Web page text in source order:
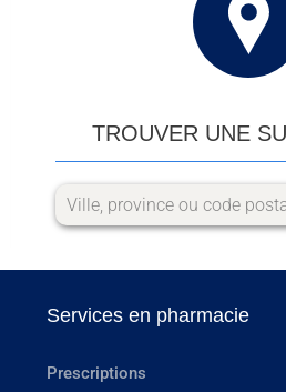
TROUVER UNE
Services en pharmacie
Prescriptions